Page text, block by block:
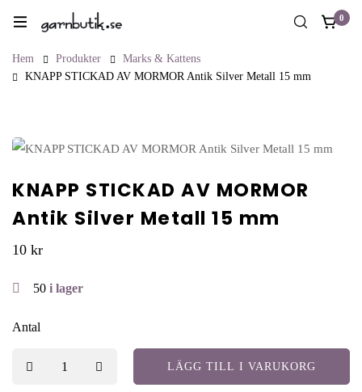
0
Hem Produkter
Marks & Kattens
KNAPP STICKAD AV MORMOR Antik Silver Metall 15 mm
KNAPP STICKAD AV MORMOR
Antik Silver Metall 15 mm
10 kr
50 i lager
Antal
LÄGG TILL I VARUKORG